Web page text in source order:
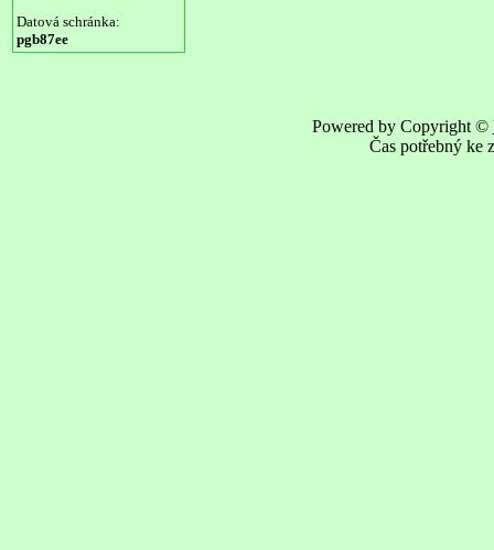
Datová schránka:
pgb87ee
Powered by Copyright ©
Čas potřebný ke